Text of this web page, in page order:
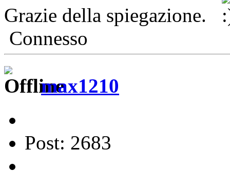
Grazie della spiegazione.
Connesso
max1210
Post: 2683